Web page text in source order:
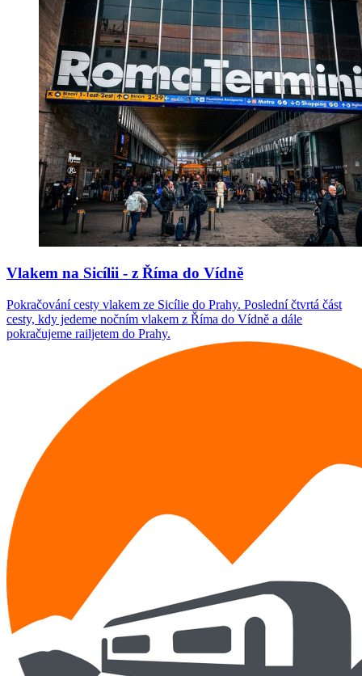
Vlakem na Sicílii - z Říma do Vídně
Pokračování cesty vlakem ze Sicílie do Prahy. Poslední čtvrtá část
cesty, kdy jedeme nočním vlakem z Říma do Vídně a dále
pokračujeme railjetem do Prahy.